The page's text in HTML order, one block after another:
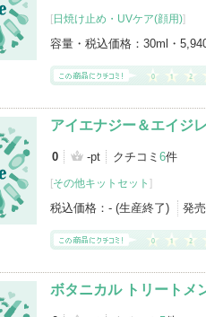
[日焼け止め・UVケア(顔用)]
容量・税込価格： 30ml・
アイエナジー＆エイジ
0 -pt クチコミ 6件
[その他キットセット ]
税込価格： - (生産終了) 発
ボタニカル トリートメ